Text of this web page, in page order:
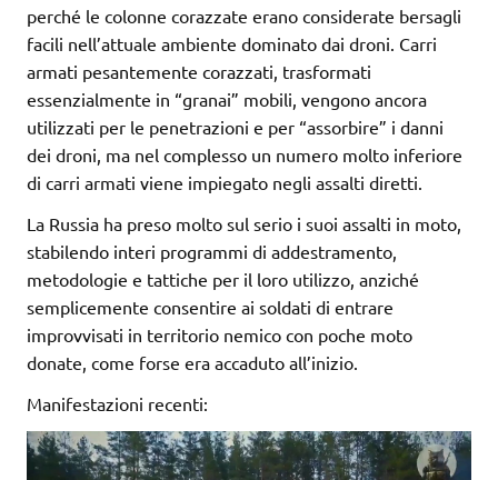
perché le colonne corazzate erano considerate bersagli
facili nell’attuale ambiente dominato dai droni. Carri
armati pesantemente corazzati, trasformati
essenzialmente in “granai” mobili, vengono ancora
utilizzati per le penetrazioni e per “assorbire” i danni
dei droni, ma nel complesso un numero molto inferiore
di carri armati viene impiegato negli assalti diretti.
La Russia ha preso molto sul serio i suoi assalti in moto,
stabilendo interi programmi di addestramento,
metodologie e tattiche per il loro utilizzo, anziché
semplicemente consentire ai soldati di entrare
improvvisati in territorio nemico con poche moto
donate, come forse era accaduto all’inizio.
Manifestazioni recenti: